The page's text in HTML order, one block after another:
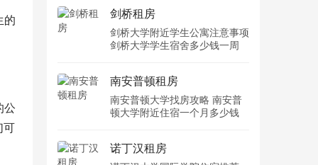
的
公
可
剑桥租房
剑桥大学附近学生公寓注意事项
剑桥大学学生宿舍多少钱一周
南安普顿租房
南安普顿大学找房攻略 南安普
顿大学附近住宿一个月多少钱
诺丁汉租房